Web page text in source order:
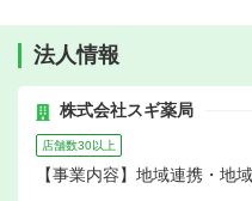
法人情報
株式会社スギ薬局
店舗数30以上
【事業内容】地域連携・地